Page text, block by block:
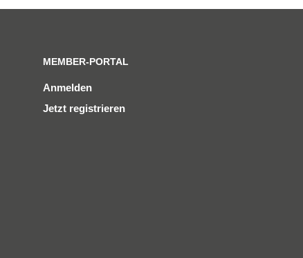
MEMBER-PORTAL
Anmelden
Jetzt registrieren